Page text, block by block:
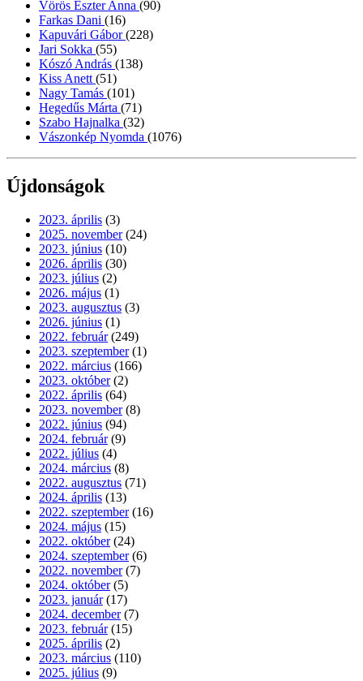
Vörös Eszter Anna (90)
Farkas Dani (16)
Kapuvári Gábor(228)
Jari Sokka (55)
Kószó András (138)
Kiss Anett (51)
Nagy Tamás (101)
Hegedűs Márta (71)
Szabo Hajnalka (32)
Vászonkép Nyomda (1076)
Újdonságok
2023. április (3)
2025. november (24)
2023. június (10)
2026. április (30)
2023. július (2)
2026. május (1)
2023. augusztus (3)
2026. június (1)
2022. február (249)
2023. szeptember (1)
2022. március (166)
2023. október (2)
2022. április (64)
2023. november (8)
2022. június (94)
2024. február (9)
2022. július (4)
2024. március (8)
2022. augusztus (71)
2024. április (13)
2022. szeptember (16)
2024. május (15)
2022. október (24)
2024. szeptember (6)
2022. november (7)
2024. október (5)
2023. január (17)
2024. december (7)
2023. február (15)
2025. április (2)
2023. március (110)
2025. július (9)